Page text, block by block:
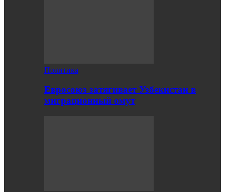
Политика
Евросоюз затягивает Узбекистан в
миграционный омут